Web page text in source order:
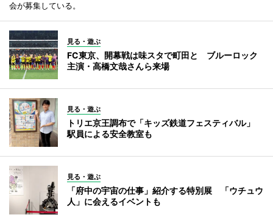
会が募集している。
見る・遊ぶ
FC東京、開幕戦は味スタで町田と ブルーロック
主演・高橋文哉さんら来場
見る・遊ぶ
トリエ京王調布で「キッズ鉄道フェスティバル」
駅員による安全教室も
見る・遊ぶ
「府中の宇宙の仕事」紹介する特別展 「ウチュウ
人」に会えるイベントも